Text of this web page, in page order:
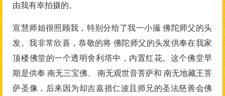
由我有幸拍摄的。
宣慧师姐很照顾我，特别分给了我一小撮 佛陀师父的头
发。我非常欣喜，恭敬的将 佛陀师父的头发供奉在我家
顶楼佛堂的一个透明舍利塔中，内置红花。这个佛堂早
期是供奉 南无三宝佛、 南无观世音菩萨和 南无地藏王菩
萨圣像，后来因为却吉嘉措仁波且师兄的圣法慈善会佛